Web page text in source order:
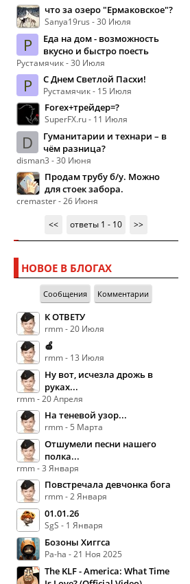
что за озеро "Ермаковское"?
Sanya19rus - 30 Июля
Р
Еда на дом - возможность
вкусно и быстро поесть
Рустамячик - 30 Июля
Р С Днем Светлой Пасхи!
Рустамячик - 15 Июля
Forex+трейдер=?
SuperFX.ru - 11 Июля
D
Гуманитарии и технари – в
чём разница?
disman3 - 30 Июня
Продам трубу б/у. Можно
для стоек забора.
cremaster - 26 Июня
<<
ответы 1 - 10 >>
НОВОЕ В БЛОГАХ
Сообщения Комментарии
К ОТВЕТУ
rmm - 20 Июля
🍏
rmm - 13 Июля
Ну вот, исчезла дрожь в
руках...
rmm - 20 Апреля
На теневой узор...
rmm - 5 Марта
Отшумели песни нашего
полка...
rmm - 3 Января
Повстречала девчонка бога
rmm - 2 Января
01.01.26
SgS - 1 Января
Бозоны Хиггса
Pa-ha - 21 Ноя 2025
The KLF - America: What Time